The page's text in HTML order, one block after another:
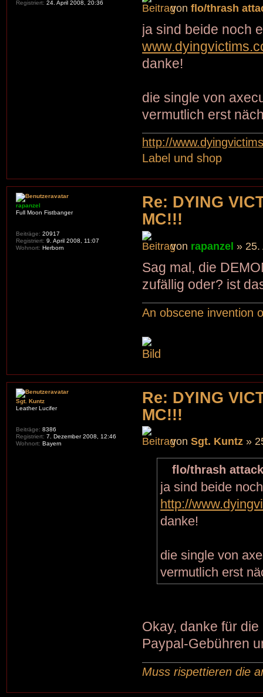
vonflo/thrash
ja sind beide noch
danke!
die single von
vermutlich erst
http://
Label und shop
Registriert: 24. April 2008, 20:36
Re: DYING
MC!!!
von rapanzel » 25.
Sag mal, die
zufällig oder? ist
An obscene invention
rapanzel
Full Moon Fistbanger
Beiträge: 20917
Registriert: 9. April 2008, 11:07
Wohnort: Herborn
Re: DYING
MC!!!
vonSgt. Kuntz »
flo/thrash
ja sind beide
http://
danke!
die single von
vermutlich erst
Okay, danke für
Paypal-Gebühren
Muss rispettieren die
Sgt. Kuntz
Leather Lucifer
Beiträge: 8386
Registriert: 7. Dezember 2008, 12:46
Wohnort: Bayern